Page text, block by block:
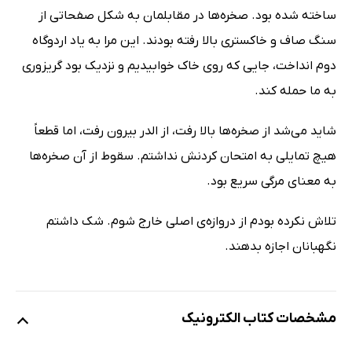
ساخته شده بود. صخره‌ها در مقابلمان به شکل صفحاتی از
سنگ صاف و خاکستری بالا رفته بودند. این مرا به یاد اردوگاه
دوم انداخت، جایی که روی خاک خوابیدیم و نزدیک بود گریزوری
به ما حمله کند.
شاید می‌شد از صخره‌ها بالا رفت، از الدر بیرون رفت، اما قطعاً
هیچ تمایلی به امتحان کردنش نداشتم. سقوط از آن صخره‌ها
به معنای مرگی سریع بود.
تلاش نکرده بودم از دروازه‌ی اصلی خارج شوم. شک داشتم
نگهبانان اجازه بدهند.
مشخصات کتاب الکترونیک